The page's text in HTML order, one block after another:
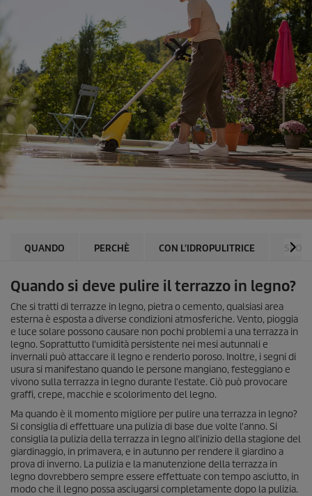
QUANDO PERCHÈ CON L'IDROPULITRICE
Quando si deve pulire il terrazzo in legno?
Che si tratti di terrazze in legno, pietra o cemento, qualsiasi area
esterna è esposta a diverse condizioni atmosferiche. Vento, pioggia
e luce solare possono causare non pochi problemi a una terrazza in
legno. Soprattutto l'umidità persistente nei mesi autunnali e
invernali può attaccare il legno e renderlo poroso. Inoltre, i segni di
usura si manifestano quando le persone mangiano, festeggiano e
vivono sulla terrazza in legno durante l'estate. Ciò può provocare
graffi, crepe, macchie e scolorimento del legno.
Ma quando è il momento migliore per pulire una terrazza in legno?
Si consiglia di effettuare una pulizia di base due volte l'anno. Si
consiglia la pulizia della terrazza in legno all'inizio della stagione del
giardinaggio, in primavera, e in autunno per rendere il giardino a
prova di inverno. La pulizia e la manutenzione della terrazza in
legno dovrebbero sempre essere effettuate con tempo asciutto, in
modo che il legno possa asciugarsi completamente dopo la pulizia.